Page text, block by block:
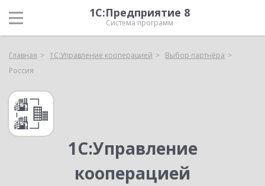
1С:Предприятие 8
Система программ
Главная 1С:Управление кооперацией
Выбор партнёра
Россия
1С:Управление
кооперацией